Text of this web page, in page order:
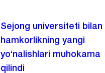
Sejong universiteti bilan
hamkorlikning yangi
yo‘nalishlari muhokama
qilindi